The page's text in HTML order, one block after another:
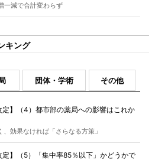
一減で合計変わらず
キング
団体・学術 その他
定】（4）都市部の薬局への影響はこれか
効果なければ「さらなる方策」
定】（5）「集中率85％以下」かどうかで